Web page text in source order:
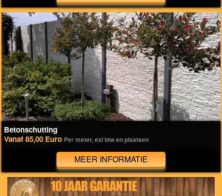
Betonschutting
Vanaf 85,00 Euro Per meter, exl btw en plaatsen
MEER INFORMATIE